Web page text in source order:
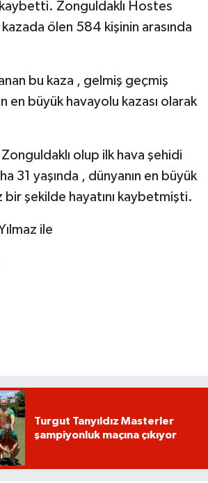
kaybetti. Zonguldaklı Hostes
ölen 584 kişinin arasında
bu kaza , gelmiş geçmiş
en büyük havayolu kazası olarak
olup ilk hava şehidi
31 yaşında , dünyanın en büyük
bir şekilde hayatını kaybetmişti.
ile
Turgut Tanyıldız Masterler
şampiyonluk maçına çıkıyor